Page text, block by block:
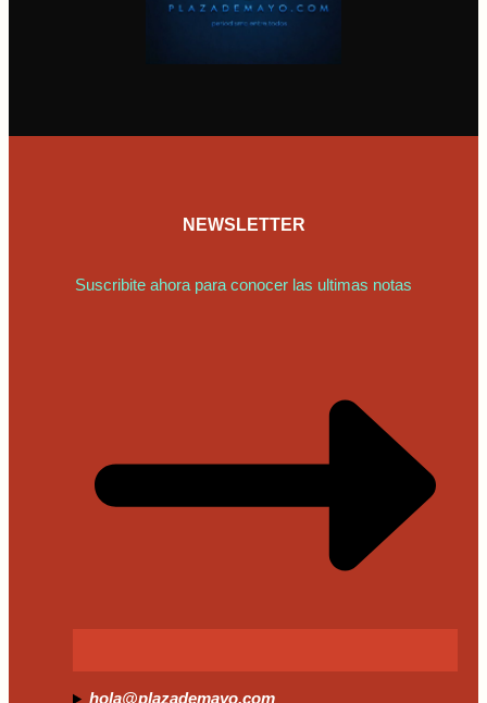
NEWSLETTER
Suscribite ahora para conocer las ultimas notas
hola@plazademayo.com